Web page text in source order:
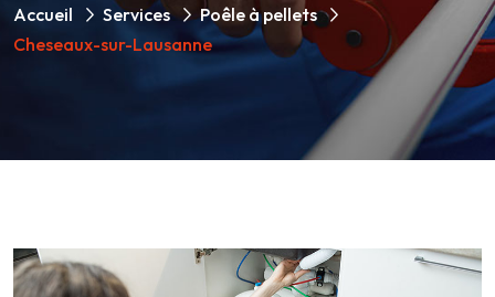
Accueil Services
Poêle à pellets
Cheseaux-sur-Lausanne